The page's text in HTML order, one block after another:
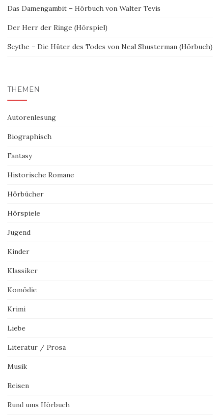
Das Damengambit – Hörbuch von Walter Tevis
Der Herr der Ringe (Hörspiel)
Scythe – Die Hüter des Todes von Neal Shusterman (Hörbuch)
THEMEN
Autorenlesung
Biographisch
Fantasy
Historische Romane
Hörbücher
Hörspiele
Jugend
Kinder
Klassiker
Komödie
Krimi
Liebe
Literatur / Prosa
Musik
Reisen
Rund ums Hörbuch